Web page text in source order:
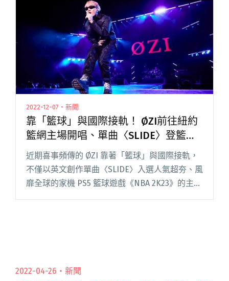
平台推出「鄭興代表作」歌閱讀全文 "《忽然有
一天，我離開了台北》滿五週年了！鄭興30歲生
日推新歌〈愛在瘟疫蔓延時〉"
2022-12-07・新聞
靠「籃球」與國際接軌！ ØZI前往紐約
籃網主場開唱、單曲〈SLIDE〉登籃球
遊戲《NBA 2K23》
近期喜事頻傳的 ØZI 靠著「籃球」與國際接軌，
不僅以英文創作單曲〈SLIDE〉入選人氣超夯、風
靡全球的家機 PS5 籃球遊戲《NBA 2K23》的主選
單音樂之一，對於平常就愛打電玩的 ØZI 來說，
2022-04-26・ 新聞